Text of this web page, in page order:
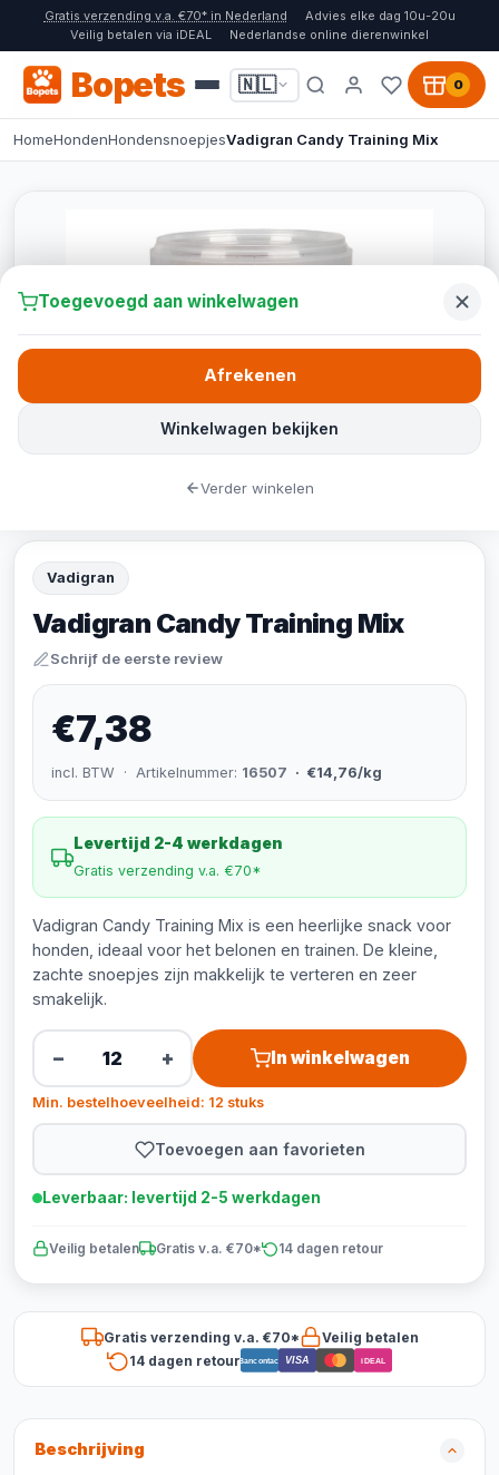
Gratis verzending v.a. €70* in Nederland
Advies elke dag 10u-20u
Veilig betalen via iDEAL
Nederlandse online dierenwinkel
Bopets 🇳🇱 0
HomeHondenHondensnoepjesVadigran Candy Training Mix
Vadigran
Vadigran Candy Training Mix
Schrijf de eerste review
€7,38
incl. BTW · Artikelnummer: 16507 · €14,76/kg
Levertijd 2-4 werkdagen
Gratis verzending v.a. €70*
Vadigran Candy Training Mix is een heerlijke snack voor
honden, ideaal voor het belonen en trainen. De kleine,
zachte snoepjes zijn makkelijk te verteren en zeer
smakelijk.
− + In winkelwagen
Min. bestelhoeveelheid: 12 stuks
Toevoegen aan favorieten
Leverbaar: levertijd 2-5 werkdagen
Veilig betalen Gratis v.a. €70* 14 dagen retour
Gratis verzending v.a. €70*
Veilig betalen
14 dagen retourBancontact VISA iDEAL
Beschrijving
Toegevoegd aan winkelwagen
Winkelwagen bekijken
Afrekenen
Verder winkelen